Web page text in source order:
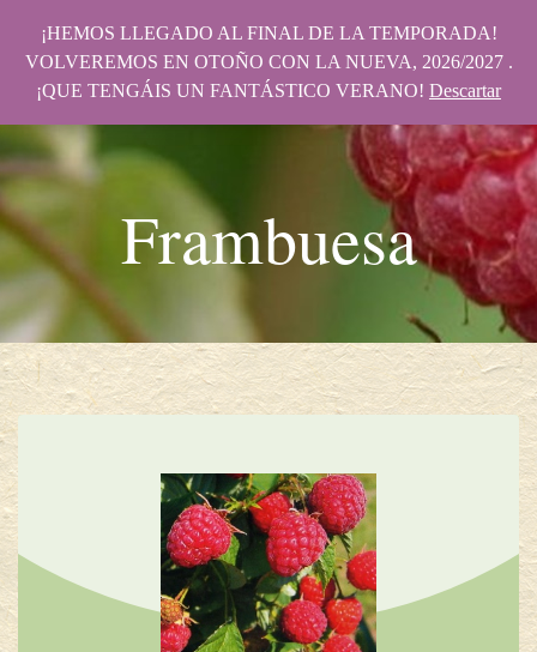
Frambuesa
¡HEMOS LLEGADO AL FINAL DE LA TEMPORADA!
VOLVEREMOS EN OTOÑO CON LA NUEVA, 2026/2027 .
¡QUE TENGÁIS UN FANTÁSTICO VERANO! Descartar